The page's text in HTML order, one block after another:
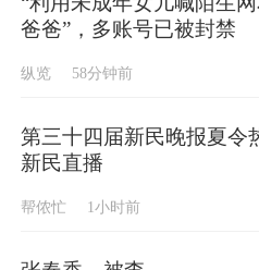
爸爸”，多账号已被封禁
纵览 58分钟前
第三十四届新民晚报夏令
新民直播
帮侬忙 1小时前